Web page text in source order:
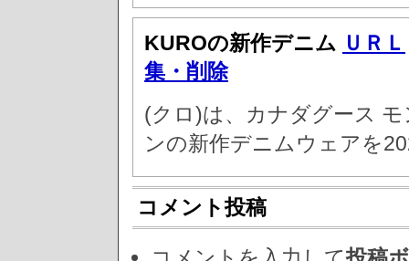
KUROの新作デニム ＵＲＬ
集・削除
(クロ)は、カナダグース
ンの新作デニムウェアを
コメント投稿